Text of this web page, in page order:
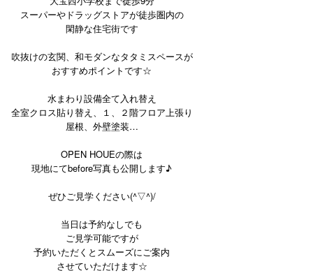
スーパーやドラッグストアが徒歩圏内の
閑静な住宅街です
吹抜けの玄関、和モダンなタタミスペースが
おすすめポイントです☆
水まわり設備全て入れ替え
全室クロス貼り替え、１、２階フロア上張り
屋根、外壁塗装…
OPEN HOUEの際は
現地にてbefore写真も公開します♪
ぜひご見学ください(^▽^)/
当日は予約なしでも
ご見学可能ですが
予約いただくとスムーズにご案内
させていただけます☆